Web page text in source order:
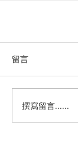
留言
撰寫留言......